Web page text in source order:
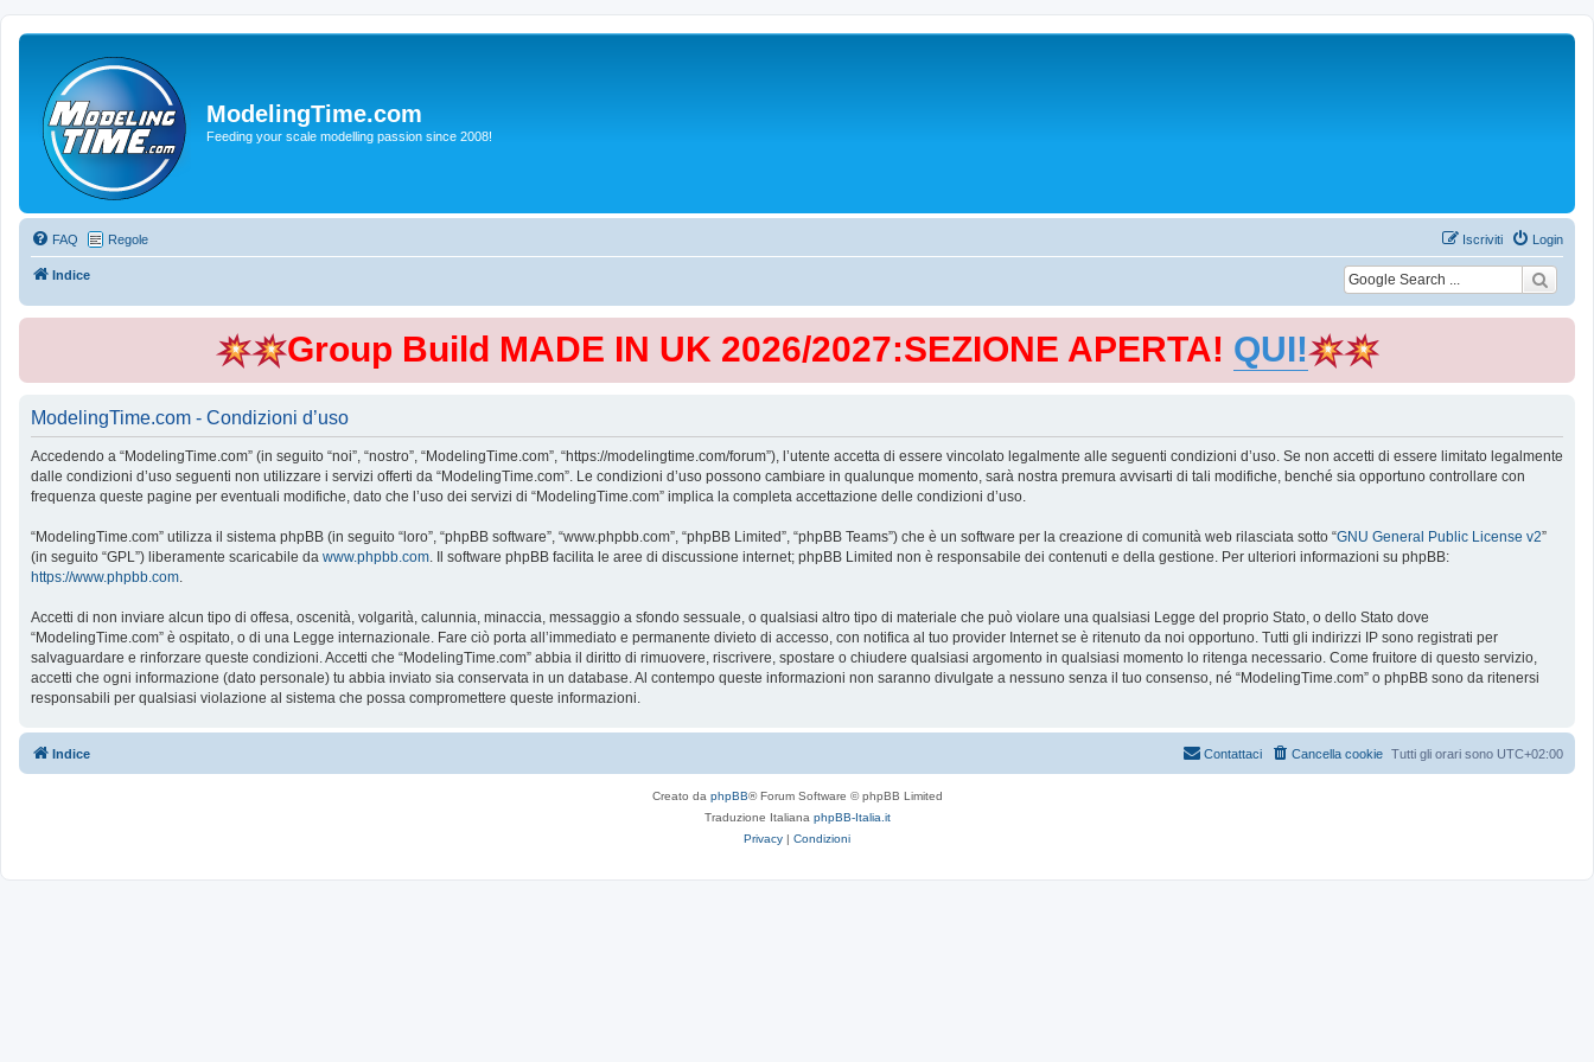
ModelingTime.com
Feeding your scale modelling passion since 2008!
FAQ Regole Login
Iscriviti
Indice
Group Build MADE IN UK 2026/2027:SEZIONE APERTA! QUI!
ModelingTime.com - Condizioni d’uso
Accedendo a “ModelingTime.com” (in seguito “noi”, “nostro”, “ModelingTime.com”, “https://modelingtime.com/forum”), l’utente accetta di essere vincolato legalmente alle seguenti condizioni d’uso. Se non accetti di essere limitato legalmente
dalle condizioni d’uso seguenti non utilizzare i servizi offerti da “ModelingTime.com”. Le condizioni d’uso possono cambiare in qualunque momento, sarà nostra premura avvisarti di tali modifiche, benché sia opportuno controllare con
frequenza queste pagine per eventuali modifiche, dato che l’uso dei servizi di “ModelingTime.com” implica la completa accettazione delle condizioni d’uso.
“ModelingTime.com” utilizza il sistema phpBB (in seguito “loro”, “phpBB software”, “www.phpbb.com”, “phpBB Limited”, “phpBB Teams”) che è un software per la creazione di comunità web rilasciata sotto “GNU General Public License v2”
(in seguito “GPL”) liberamente scaricabile da www.phpbb.com. Il software phpBB facilita le aree di discussione internet; phpBB Limited non è responsabile dei contenuti e della gestione. Per ulteriori informazioni su phpBB:
https://www.phpbb.com.
Accetti di non inviare alcun tipo di offesa, oscenità, volgarità, calunnia, minaccia, messaggio a sfondo sessuale, o qualsiasi altro tipo di materiale che può violare una qualsiasi Legge del proprio Stato, o dello Stato dove
“ModelingTime.com” è ospitato, o di una Legge internazionale. Fare ciò porta all’immediato e permanente divieto di accesso, con notifica al tuo provider Internet se è ritenuto da noi opportuno. Tutti gli indirizzi IP sono registrati per
salvaguardare e rinforzare queste condizioni. Accetti che “ModelingTime.com” abbia il diritto di rimuovere, riscrivere, spostare o chiudere qualsiasi argomento in qualsiasi momento lo ritenga necessario. Come fruitore di questo servizio,
accetti che ogni informazione (dato personale) tu abbia inviato sia conservata in un database. Al contempo queste informazioni non saranno divulgate a nessuno senza il tuo consenso, né “ModelingTime.com” o phpBB sono da ritenersi
responsabili per qualsiasi violazione al sistema che possa compromettere queste informazioni.
Indice Tutti gli orari sono UTC+02:00
Cancella cookie
Contattaci
Creato da phpBB® Forum Software © phpBB Limited
Traduzione Italiana phpBB-Italia.it
Privacy | Condizioni